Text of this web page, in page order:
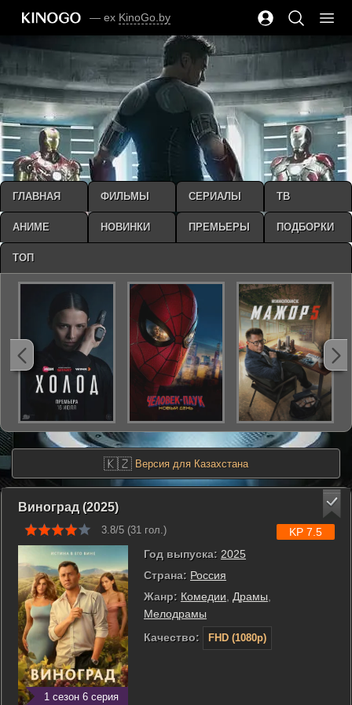
— ex KinoGo.by
🇰🇿 Версия для Казахстана
Виноград (2025)
3.8/5 (31 гол.)
1 сезон 6 серия
Год выпуска: 2025
Страна: Россия
Жанр: Комедии Драмы
Мелодрамы
Качество:
FHD (1080p)
KP 7.5
ГЛАВНАЯ ФИЛЬМЫ СЕРИАЛЫ ТВ
АНИМЕ НОВИНКИ ПРЕМЬЕРЫ ПОДБОРКИ
ТОП